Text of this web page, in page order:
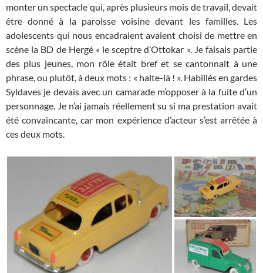
monter un spectacle qui, après plusieurs mois de travail, devait
être donné à la paroisse voisine devant les familles. Les
adolescents qui nous encadraient avaient choisi de mettre en
scène la BD de Hergé « le sceptre d’Ottokar ». Je faisais partie
des plus jeunes, mon rôle était bref et se cantonnait à une
phrase, ou plutôt, à deux mots : « halte-là ! ». Habillés en gardes
Syldaves je devais avec un camarade m’opposer à la fuite d’un
personnage. Je n’ai jamais réellement su si ma prestation avait
été convaincante, car mon expérience d’acteur s’est arrêtée à
ces deux mots.